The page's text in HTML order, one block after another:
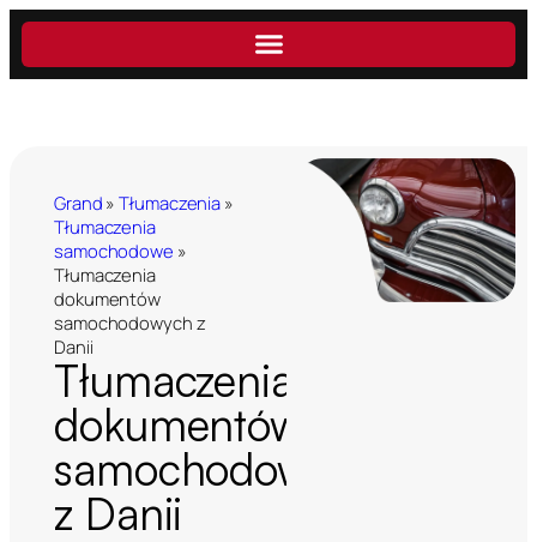
Grand »Tłumaczenia »
Tłumaczenia
samochodowe »
Tłumaczenia
dokumentów
samochodowych z
Danii
Tłumaczenia
dokumentów
samochodowych
z Danii